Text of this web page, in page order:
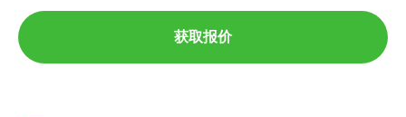
获取报价